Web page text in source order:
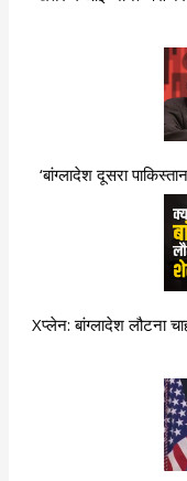
‘बांग्लादेश दूसरा
Xप्लेन: बांग्लादेश लौटना